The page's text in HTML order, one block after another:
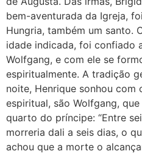
bem-aventurada da Igreja,
Hungria, também um santo.
idade indicada, foi confiado
Wolfgang, e com ele se
espiritualmente. A tradição
noite, Henrique sonhou
espiritual, são Wolfgang,
quarto do príncipe: “Entre
morreria dali a seis dias, o
achou que a morte o